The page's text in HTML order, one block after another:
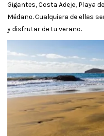
Gigantes, Costa Adeje, Playa
Médano. Cualquiera de ellas
y disfrutar de tu verano.